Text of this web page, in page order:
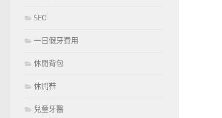
SEO
一日假牙費用
休閒背包
休閒鞋
兒童牙醫